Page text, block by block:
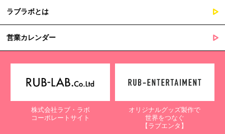
ラブラボとは
営業カレンダー
株式会社ラブ・ラボ
コーポレートサイト
オリジナルグッズ製作で
世界をつなぐ
【ラブエンタ】